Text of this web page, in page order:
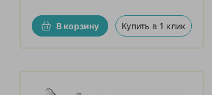
В корзину Купить в 1 клик